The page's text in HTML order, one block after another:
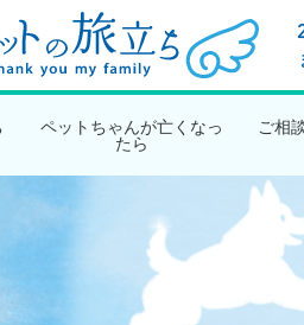
ペットちゃんが亡くなっ
たら
ご相